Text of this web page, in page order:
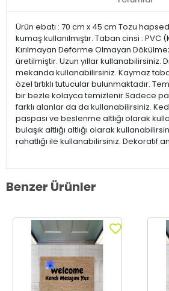
Ürün ebatı : 70 cm x 45 cm Tozu
kumaş kullanılmıştır. Taban cinsi : PVC
Kırılmayan Deforme Olmayan
üretilmiştir. Uzun yıllar kullanabilirsiniz.
mekanda kullanabilirsiniz. Kaymaz
özel tırtıklı tutucular bulunmaktadır.
bir bezle kolayca temizlenir Sadece
farklı alanlar da da kullanabilirsiniz.
paspası ve beslenme altlığı olarak
bulaşık altlığı altlığı olarak
rahatlığı ile kullanabilirsiniz. Dekoratif
Benzer Ürünler